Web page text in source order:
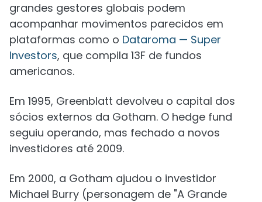
grandes gestores globais podem
acompanhar movimentos parecidos em
plataformas como o Dataroma — Super
Investors, que compila 13F de fundos
americanos.
Em 1995, Greenblatt devolveu o capital dos
sócios externos da Gotham. O hedge fund
seguiu operando, mas fechado a novos
investidores até 2009.
Em 2000, a Gotham ajudou o investidor
Michael Burry (personagem de "A Grande